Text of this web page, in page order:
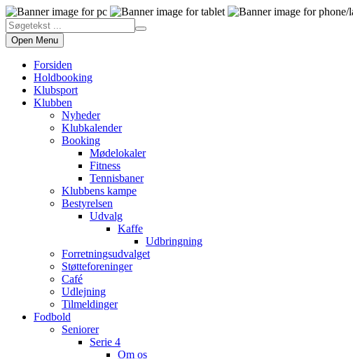
Open Menu
Forsiden
Holdbooking
Klubsport
Klubben
Nyheder
Klubkalender
Booking
Mødelokaler
Fitness
Tennisbaner
Klubbens kampe
Bestyrelsen
Udvalg
Kaffe
Udbringning
Forretningsudvalget
Støtteforeninger
Café
Udlejning
Tilmeldinger
Fodbold
Seniorer
Serie 4
Om os